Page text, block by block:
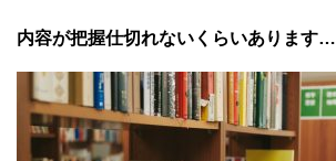
内容が把握仕切れないくらいあります…